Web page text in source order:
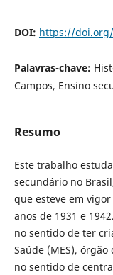
DOI: https://doi.org/
Palavras-chave:
Campos, Ensino
Resumo
Este trabalho
secundário no
que esteve em
anos de 1931 e
no sentido de ter
Saúde (MES),
no sentido de